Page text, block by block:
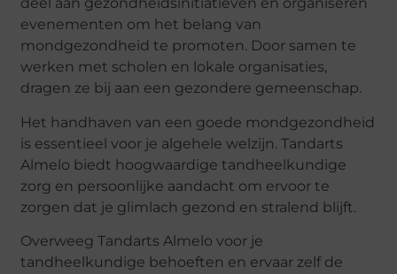
evenementen om het belang van
mondgezondheid te promoten. Door samen te
werken met scholen en lokale organisaties,
dragen ze bij aan een gezondere gemeenschap.
Het handhaven van een goede mondgezondheid
is essentieel voor je algehele welzijn. Tandarts
Almelo biedt hoogwaardige tandheelkundige
zorg en persoonlijke aandacht om ervoor te
zorgen dat je glimlach gezond en stralend blijft.
Overweeg Tandarts Almelo voor je
tandheelkundige behoeften en ervaar zelf de